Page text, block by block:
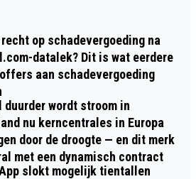
recht op schadevergoeding na
datalek? Dit is wat eerdere
aan schadevergoeding
duurder wordt stroom in
nu kerncentrales in Europa
door de droogte — en dit merk
met een dynamisch contract
slokt mogelijk tientallen